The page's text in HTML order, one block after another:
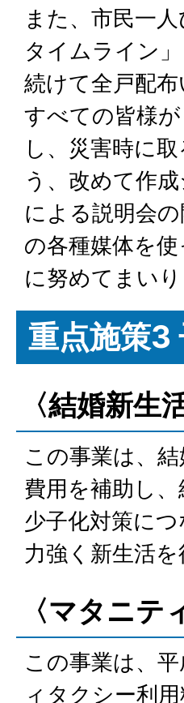
また、市民一
タイムライン
続けて全戸配
すべての皆様
し、災害時に
う、改めて作
による説明会
の各種媒体を
に努めてまいり
重点施策3
〈結婚新生
この事業は、
費用を補助し
少子化対策に
力強く新生活
〈マタニ
この事業は、
ィタクシー利